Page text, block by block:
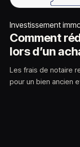
Investissement
Comment
lors d’un
Les frais de notaire
pour un bien ancien